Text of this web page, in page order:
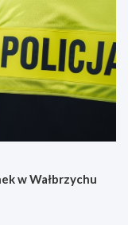
w Wałbrzychu